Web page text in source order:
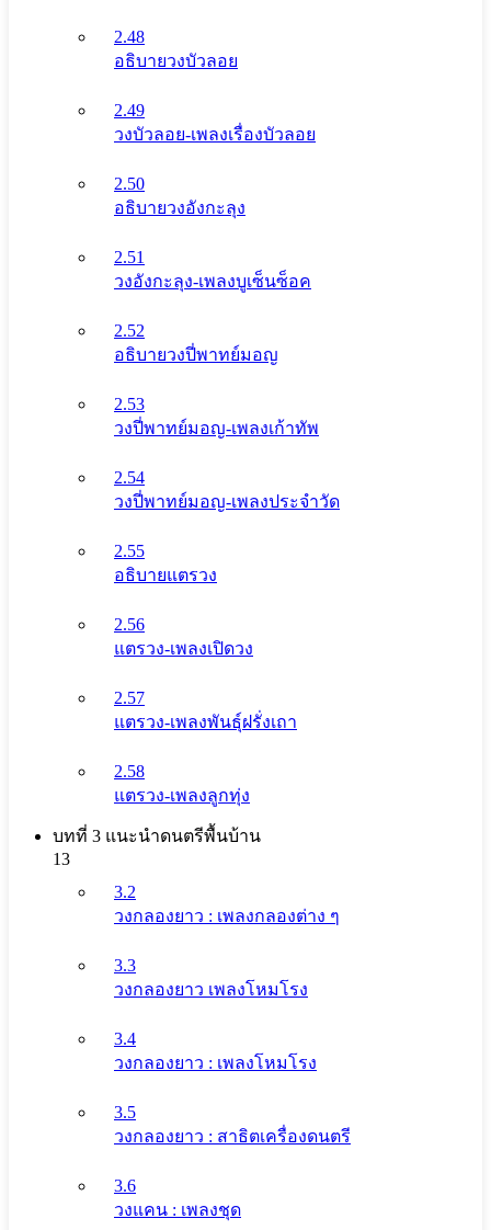
2.48
อธิบายวงบัวลอย
2.49
วงบัวลอย-เพลงเรื่องบัวลอย
2.50
อธิบายวงอังกะลุง
2.51
วงอังกะลุง-เพลงบูเซ็นซ็อค
2.52
อธิบายวงปี่พาทย์มอญ
2.53
วงปี่พาทย์มอญ-เพลงเก้าทัพ
2.54
วงปี่พาทย์มอญ-เพลงประจำวัด
2.55
อธิบายแตรวง
2.56
แตรวง-เพลงเปิดวง
2.57
แตรวง-เพลงพันธุ์ฝรั่งเถา
2.58
แตรวง-เพลงลูกทุ่ง
บทที่ 3 แนะนําดนตรีพื้นบ้าน
13
3.2
วงกลองยาว : เพลงกลองต่าง ๆ
3.3
วงกลองยาว เพลงโหมโรง
3.4
วงกลองยาว : เพลงโหมโรง
3.5
วงกลองยาว : สาธิตเครื่องดนตรี
3.6
วงแคน : เพลงชุด